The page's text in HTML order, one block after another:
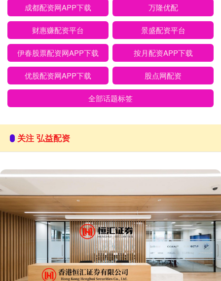
成都配资网APP下载 万隆优配
财惠赚配资平台 景盛配资平台
伊春股票配资网APP下载 按月配资APP下载
优股配资网APP下载 股点网配资
全部话题标签
关注 弘益配资